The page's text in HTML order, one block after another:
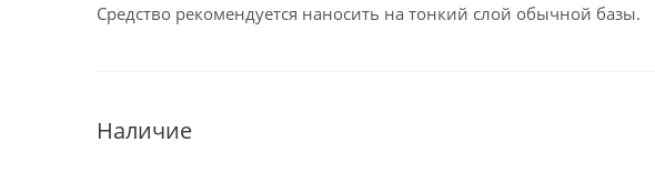
Средство рекомендуется наносить на тонкий слой обычной базы.
Наличие